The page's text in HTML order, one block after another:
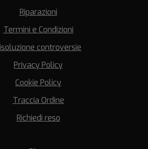
Riparazioni
Termini e Condizioni
controversie
Privacy Policy
Cookie Policy
Traccia Ordine
Richiedi reso